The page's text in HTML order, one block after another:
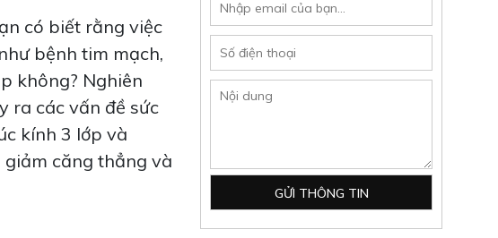
có biết rằng việc
bệnh tim mạch,
không? Nghiên
ra các vấn đề sức
kính 3 lớp và
căng thẳng và
CĂN HỘ DIAMOND ALNATA:
HIỆN ĐẠI, TIỆN NGHI VÀ ẤN
TƯỢNG